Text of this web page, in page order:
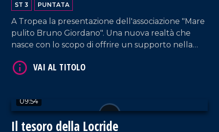
ST 3 PUNTATA
A Tropea la presentazione dell'associazione "Mare
pulito Bruno Giordano". Una nuova realtà che
nasce con lo scopo di offrire un supporto nella
09:54
Il tesoro della Locride
VAI AL TITOLO